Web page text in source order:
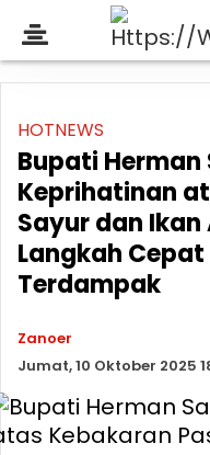
HOTNEWS
Bupati
Keprihatinan
Sayur dan Ikan
Langkah
Terdampak
Zanoer
Jumat, 10 Oktober 2025